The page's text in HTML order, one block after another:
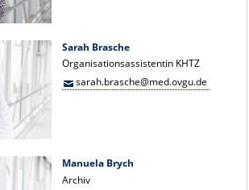
Sarah Brasche
Organisationsassistentin KHTZ
sarah.brasche@med.ovgu.de
Manuela Brych
Archiv